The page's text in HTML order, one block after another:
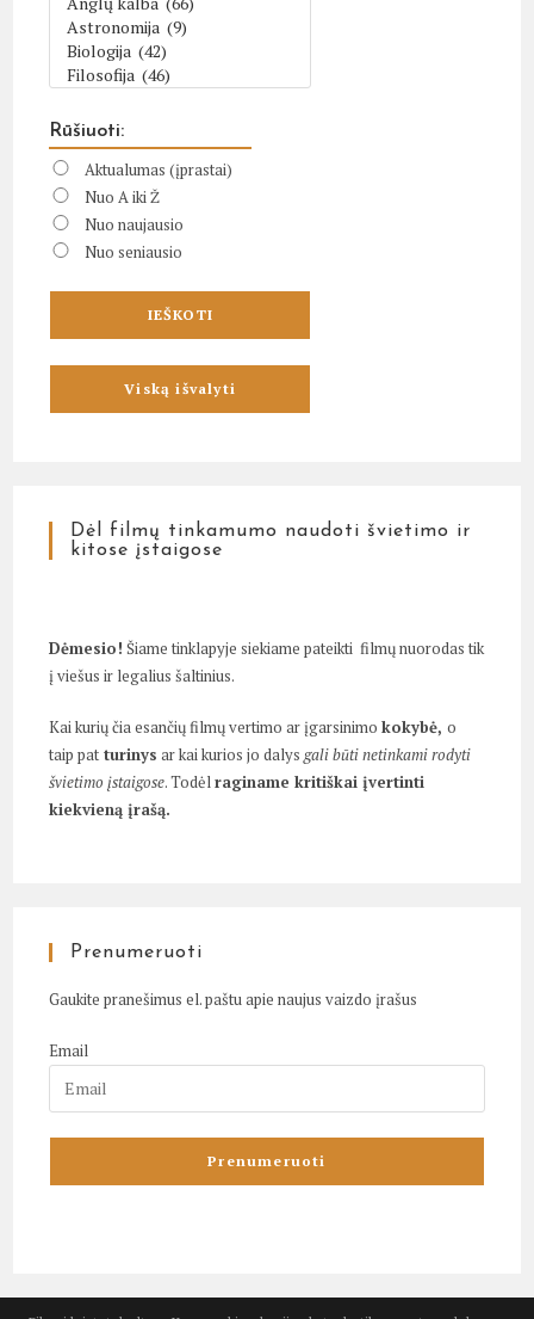
Rūšiuoti:
Aktualumas (įprastai)
Nuo A iki Ž
Nuo naujausio
Nuo seniausio
Dėl filmų tinkamumo naudoti švietimo ir
kitose įstaigose
Dėmesio! Šiame tinklapyje siekiame pateikti filmų nuorodas tik
į viešus ir legalius šaltinius.
Kai kurių čia esančių filmų vertimo ar įgarsinimokokybė,o
taip pat turinys ar kai kurios jo dalys gali būti netinkami rodyti
švietimo įstaigose. Todėlraginame kritiškai įvertinti
kiekvieną įrašą.
Prenumeruoti
Gaukite pranešimus el. paštu apie naujus vaizdo įrašus
Email